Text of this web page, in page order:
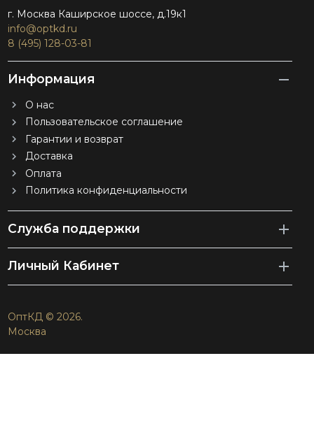
г. Москва Каширское шоссе, д.19к1
info@optkd.ru
8 (495) 128-03-81
Информация
О нас
Пользовательское соглашение
Гарантии и возврат
Доставка
Оплата
Политика конфиденциальности
Служба поддержки
Личный Кабинет
ОптКД © 2026.
Москва